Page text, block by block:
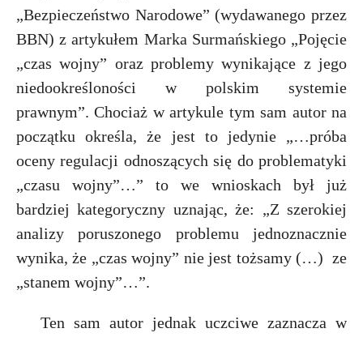
„Bezpieczeństwo Narodowe” (wydawanego przez
BBN) z artykułem Marka Surmańskiego „Pojęcie
„czas wojny” oraz problemy wynikające z jego
niedookreśloności w polskim systemie
prawnym”. Chociaż w artykule tym sam autor na
początku określa, że jest to jedynie „…próba
oceny regulacji odnoszących się do problematyki
„czasu wojny”…” to we wnioskach był już
bardziej kategoryczny uznając, że: „Z szerokiej
analizy poruszonego problemu jednoznacznie
wynika, że „czas wojny” nie jest tożsamy (…) ze
„stanem wojny”…”.
Ten sam autor jednak uczciwe zaznacza w